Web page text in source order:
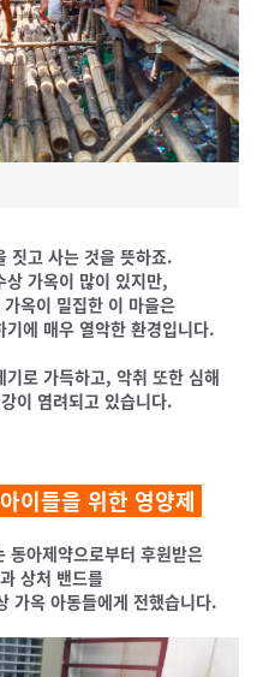
짓고 사는 것을 뜻하죠.
상 가옥이 많이 있지만,
옥이 밀집한 이 마을은
에 매우 열악한 환경입니다.
로 가득하고, 악취 또한 심해
이 염려되고 있습니다.
이들을 위한 영양제
아제약으로부터 후원받은
상처 밴드를
가옥 아동들에게 전했습니다.